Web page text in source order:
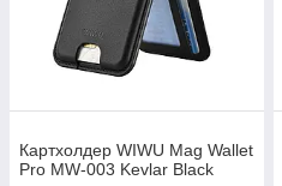
Картхолдер WIWU Mag Wallet
Pro MW-003 Kevlar Black